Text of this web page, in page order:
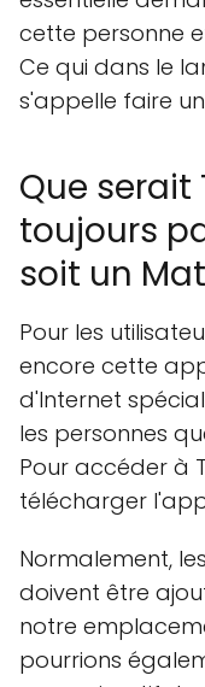
cette personne
Ce qui dans le
s'appelle faire
Que serait
toujours
soit un
Pour les
encore cette
d'Internet
les personnes
Pour accéder à
télécharger
Normalement,
doivent être
notre
pourrions